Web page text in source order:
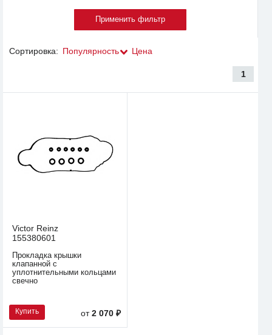
Сортировка: Популярность Цена
1
Victor Reinz
155380601
Прокладка крышки
клапанной с
уплотнительными кольцами
свечно
Купить от2 070 ₽